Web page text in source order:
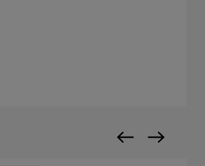
Previous slide
Next slide